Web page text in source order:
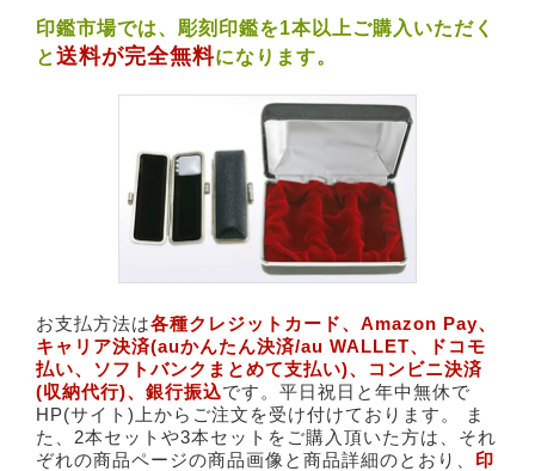
印鑑市場では、彫刻印鑑を1本以上ご購入いただく
と送料が完全無料になります。
お支払方法は各種クレジットカード、​Amazon Pay、​
キャリア決済(​auかんたん決済/au WALLET、ドコモ
払い、ソフトバンクまとめて支払い)、​コンビニ決済
(収納代行)、銀行振込です。平日祝日と年中無休で
HP(サイト)上からご注文を受け付けております。 ま
た、2本セットや3本セットをご購入頂いた方は、それ
ぞれの商品ページの商品画像と商品詳細のとおり、 印